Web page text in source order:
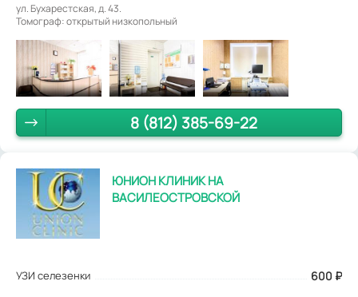
ул. Бухарестская, д. 43.
Томограф: открытый низкопольный
8 (812) 385-69-22
ЮНИОН КЛИНИК НА
ВАСИЛЕОСТРОВСКОЙ
УЗИ селезенки 600 ₽